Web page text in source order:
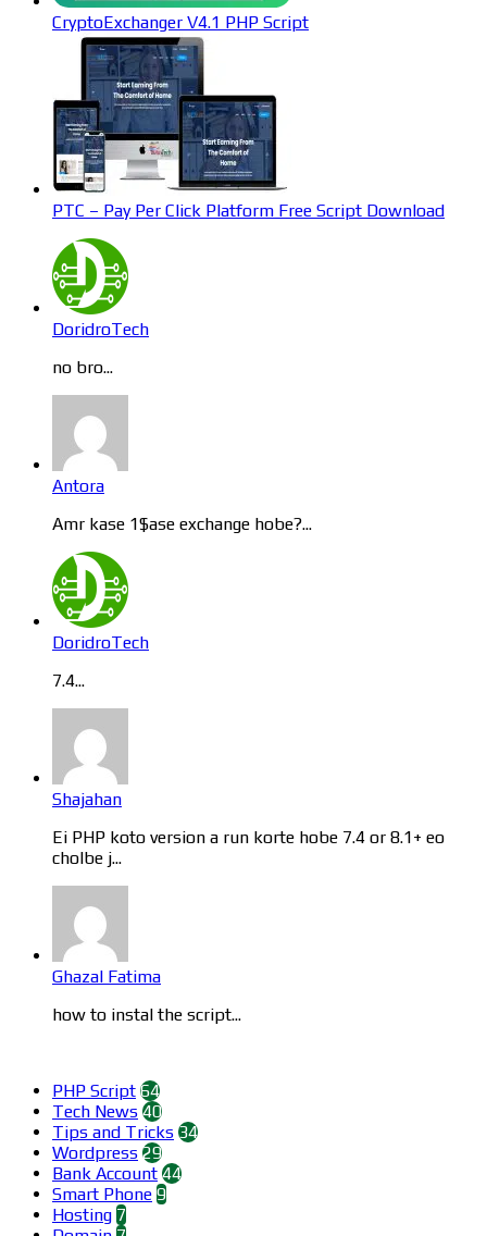
CryptoExchanger V4.1 PHP Script
PTC – Pay Per Click Platform Free Script Download
DoridroTech
no bro...
Antora
Amr kase 1$ase exchange hobe?...
DoridroTech
7.4...
Shajahan
Ei PHP koto version a run korte hobe 7.4 or 8.1+ eo
cholbe j...
Ghazal Fatima
how to instal the script...
PHP Script 64
Tech News 40
Tips and Tricks 34
Wordpress 29
Bank Account 44
Smart Phone 9
Hosting 7